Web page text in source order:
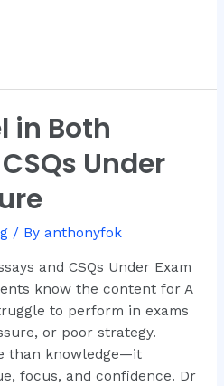
in Both
Under
/ By anthonyfok
and CSQs Under Exam
know the content for A
to perform in exams
or poor strategy.
than knowledge—it
focus, and confidence. Dr